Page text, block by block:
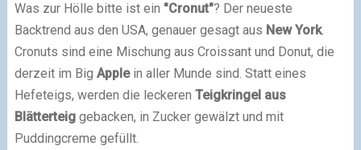
Was zur Hölle bitte ist ein "Cronut"? Der neueste
Backtrend aus den USA, genauer gesagt aus New York.
Cronuts sind eine Mischung aus Croissant und Donut, die
derzeit im Big Applein aller Munde sind. Statt eines
Hefeteigs, werden die leckeren Teigkringel aus
Blätterteiggebacken, in Zucker gewälzt und mit
Puddingcreme gefüllt.